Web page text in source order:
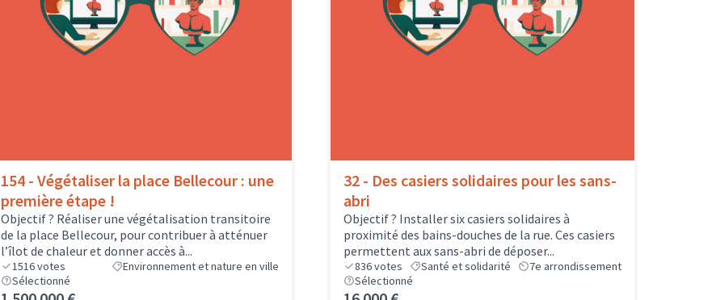
154 - Végétaliser la place Bellecour : une
première étape !
Objectif ? Réaliser une végétalisation transitoire
de la place Bellecour, pour contribuer à atténuer
l’îlot de chaleur et donner accès à...
1516votes
Environnement et nature en ville
Sélectionné
32 - Des casiers solidaires pour les sans-
abri
Objectif ? Installer six casiers solidaires à
proximité des bains-douches de la rue. Ces casiers
permettent aux sans-abri de déposer...
836votes Santé et solidarité
7e arrondissement
Sélectionné